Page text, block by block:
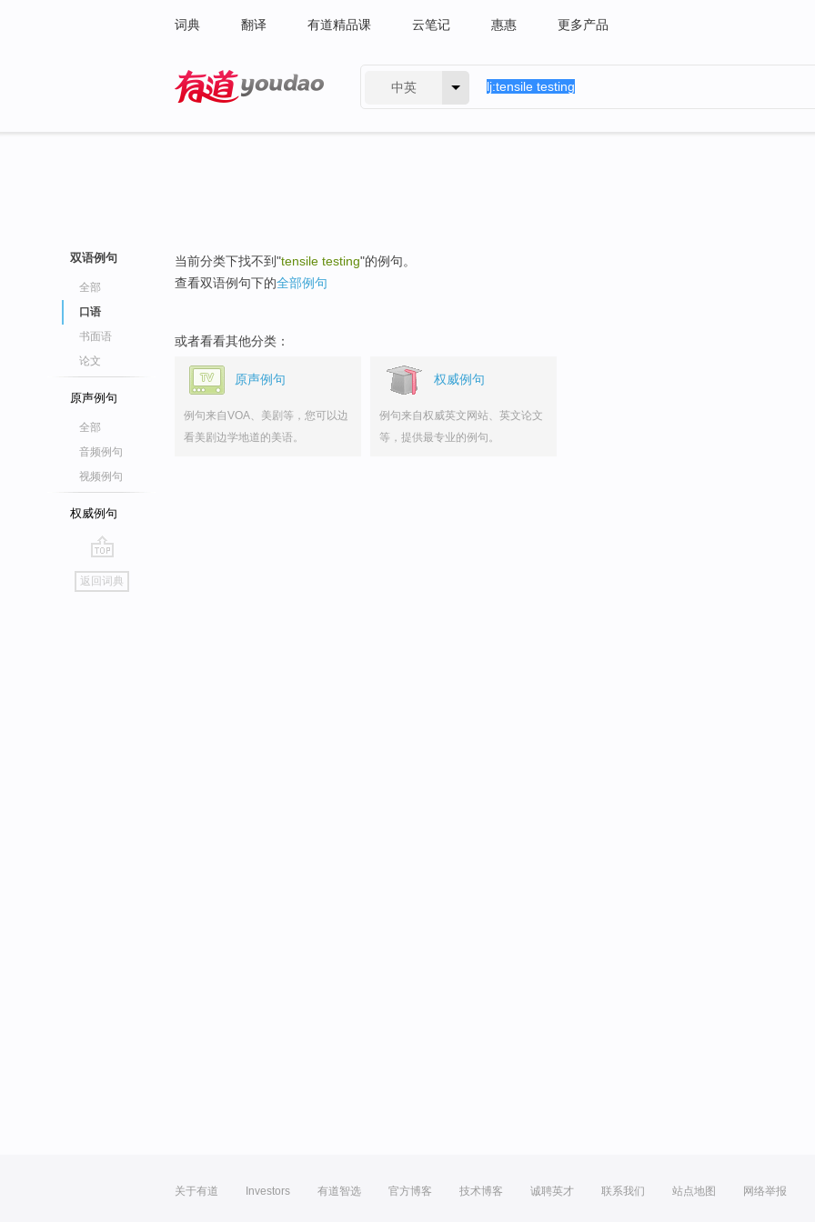
词典 翻译 有道精品课 云笔记 惠惠 更多产品
中英
双语例句
全部
口语
书面语
论文
原声例句
全部
音频例句
视频例句
权威例句
go
top
返回词典
当前分类下找不到"tensile testing"的例句。
查看双语例句下的全部例句
或者看看其他分类：
原声例句
例句来自VOA、美剧等，您可以边
看美剧边学地道的美语。
权威例句
例句来自权威英文网站、英文论文
等，提供最专业的例句。
关于有道 Investors 有道智选 官方博客 技术博客 诚聘英才 联系我们 站点地图 网络举报